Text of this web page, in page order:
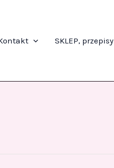
SKLEP, przepisy